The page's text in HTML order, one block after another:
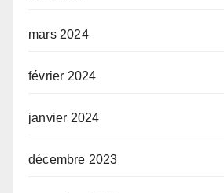
mars 2024
février 2024
janvier 2024
décembre 2023